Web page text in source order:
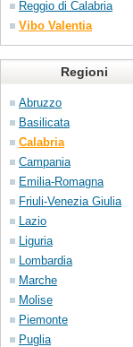
Reggio di Calabria
Vibo Valentia
Regioni
Abruzzo
Basilicata
Calabria
Campania
Emilia-Romagna
Friuli-Venezia Giulia
Lazio
Liguria
Lombardia
Marche
Molise
Piemonte
Puglia